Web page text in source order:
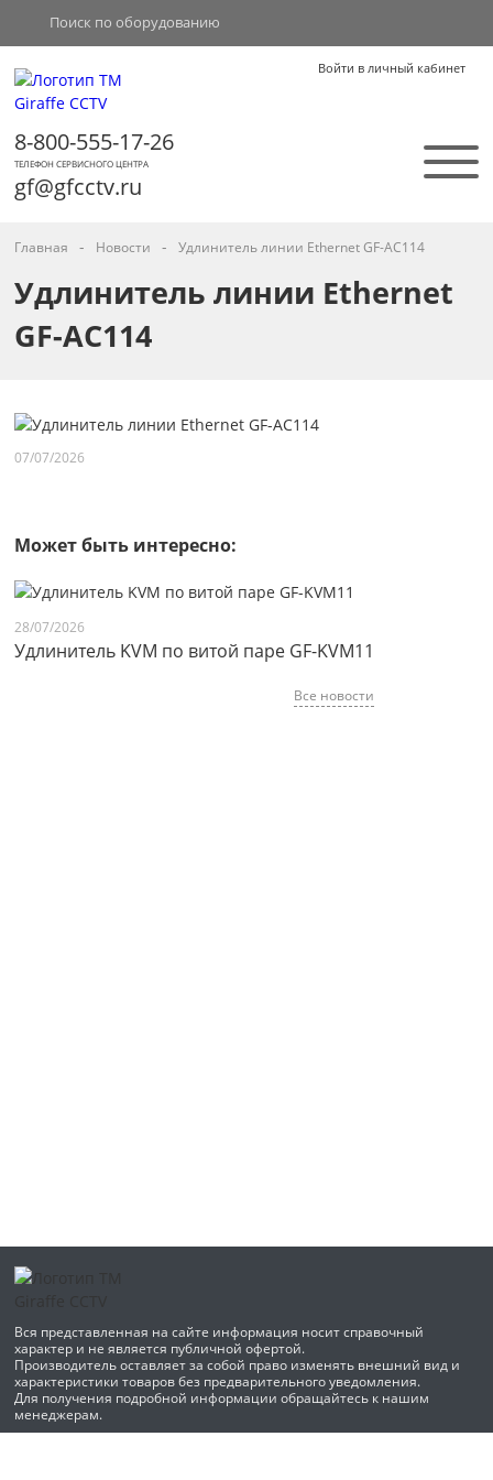
Войти в личный кабинет
8-800-555-17-26
ТЕЛЕФОН СЕРВИСНОГО ЦЕНТРА
gf@gfcctv.ru
Главная - Новости - Удлинитель линии Ethernet GF-AC114
Удлинитель линии Ethernet
GF-AC114
07/07/2026
Может быть интересно:
28/07/2026
Удлинитель KVM по витой паре GF-KVM11
Все новости
Вся представленная на сайте информация носит справочный
характер и не является публичной офертой.
Производитель оставляет за собой право изменять внешний вид и
характеристики товаров без предварительного уведомления.
Для получения подробной информации обращайтесь к нашим
менеджерам.